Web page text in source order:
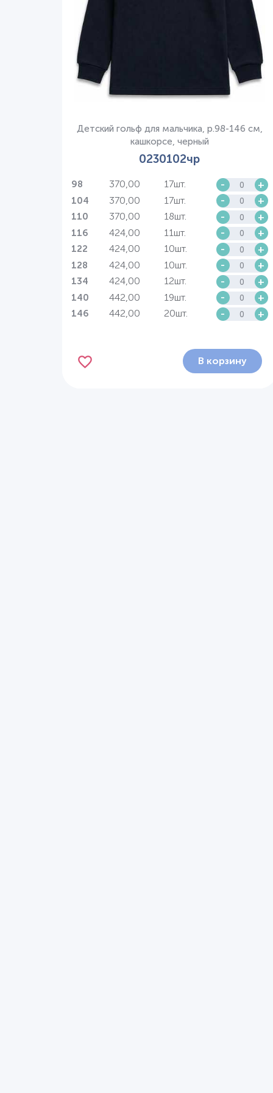
Детский гольф для мальчика, р.98-146 см,
кашкорсе, черный
0230102чр
98 370,00 17шт. - +
104 370,00 17шт. - +
110 370,00 18шт. - +
116 424,00 11шт. - +
122 424,00 10шт. - +
128 424,00 10шт. - +
134 424,00 12шт. - +
140 442,00 19шт. - +
146 442,00 20шт. - +
В корзину